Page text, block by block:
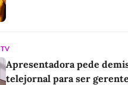
TV
Apresentadora pede
telejornal para ser